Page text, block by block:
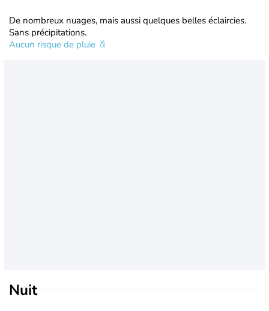
De nombreux nuages, mais aussi quelques belles éclaircies.
Sans précipitations.
Aucun risque de pluie
Nuit